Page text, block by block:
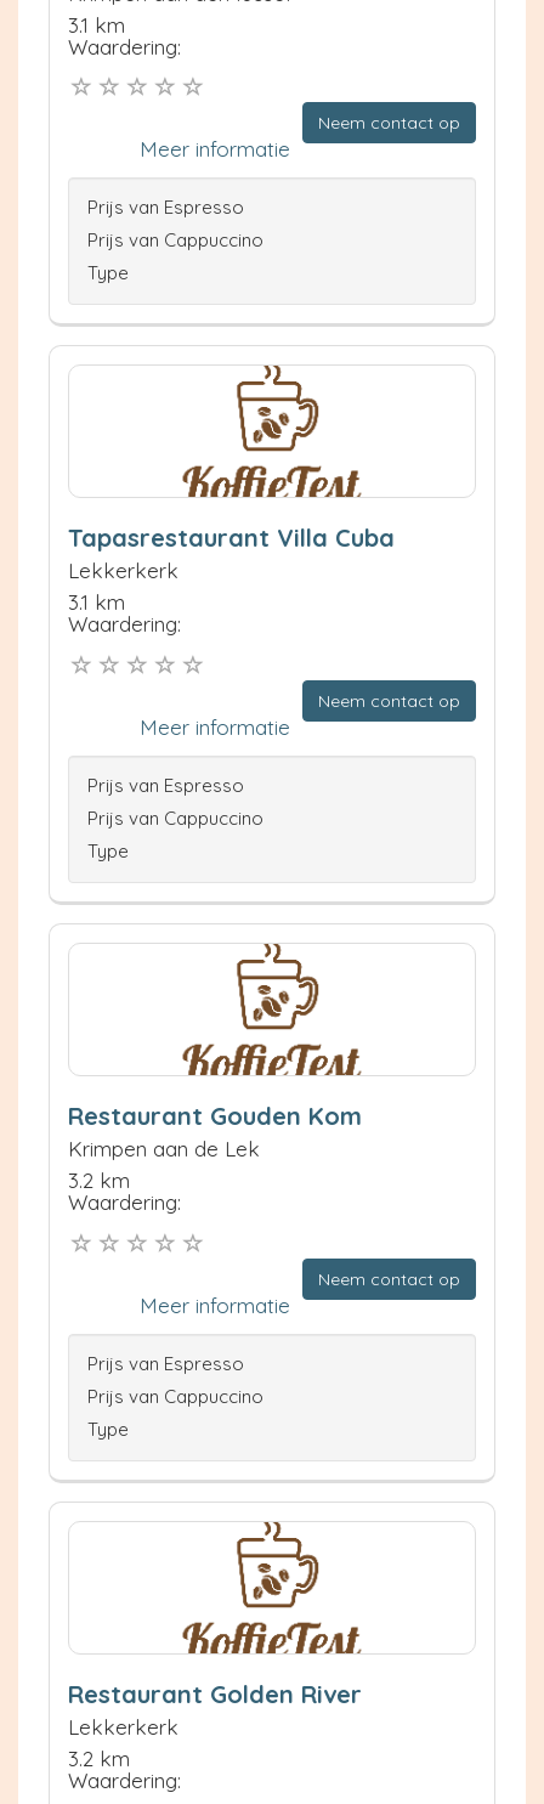
3.1 km
Waardering:
Neem contact op
Meer informatie
Prijs van Espresso
Prijs van Cappuccino
Type
Tapasrestaurant Villa Cuba
Lekkerkerk
3.1 km
Waardering:
Neem contact op
Meer informatie
Prijs van Espresso
Prijs van Cappuccino
Type
Restaurant Gouden Kom
Krimpen aan de Lek
3.2 km
Waardering:
Neem contact op
Meer informatie
Prijs van Espresso
Prijs van Cappuccino
Type
Restaurant Golden River
Lekkerkerk
3.2 km
Waardering: